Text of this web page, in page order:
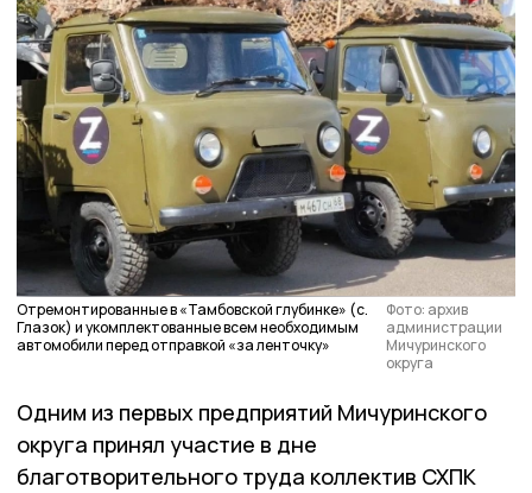
Отремонтированные в «Тамбовской глубинке» (с.
Глазок) и укомплектованные всем необходимым
автомобили перед отправкой «за ленточку»
Фото: архив
администрации
Мичуринского
округа
Одним из первых предприятий Мичуринского
округа принял участие в дне
благотворительного труда коллектив СХПК